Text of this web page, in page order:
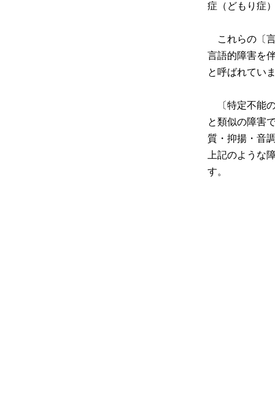
症（どもり症
これらの〔
言語的障害を
と呼ばれてい
〔特定不能
と類似の障害
質・抑揚・音
上記のような
す。